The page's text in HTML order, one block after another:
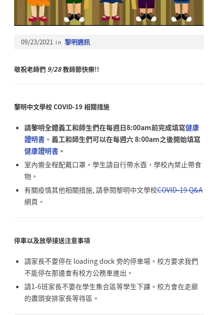
09/23/2021 in 黎明週訊
敬祝老師們 9/28教師節快樂!!
黎明中文學校COVID-19 相關措施
請黎明全體義工和師生們在每週日8:00am前完成填寫健康
證明書。 義工和師生們可以在每週六 8:00am之後開始填寫
健康證明書。
室內需全程配戴口罩。學生請自行帶水壺，學校內禁止帶食
物。
有關疫情其他相關措施, 請參閱黎明中文學校COVID-19 Q&A
網頁。
停車以及放學接送注意事項
請家長不要停在 loading dock 旁的停車場。校方要求我們
不能停在那邊會有校方公務車進出。
請1-6班家長不要在學生集合區等學生下課。校方會在走廊
的盡頭安排家長等待區。